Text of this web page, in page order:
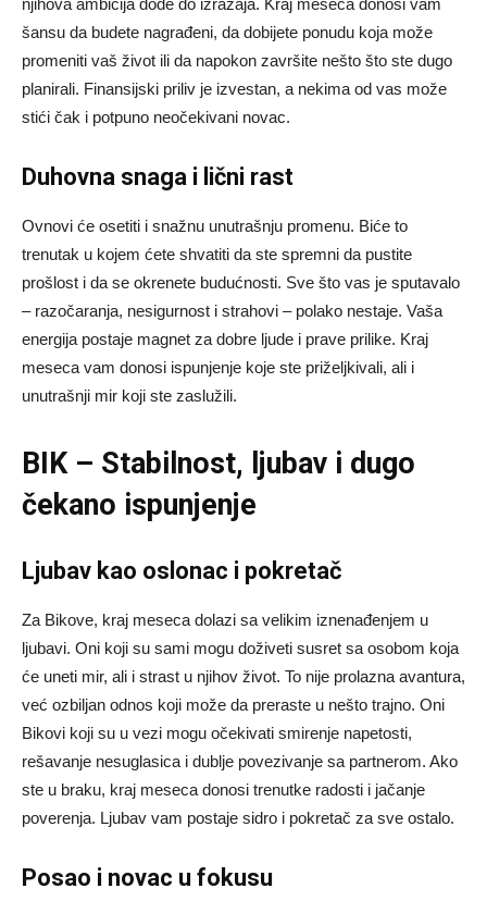
šansu da budete nagrađeni, da dobijete ponudu koja može
promeniti vaš život ili da napokon završite nešto što ste dugo
planirali. Finansijski priliv je izvestan, a nekima od vas može
stići čak i potpuno neočekivani novac.
Duhovna snaga i lični rast
Ovnovi će osetiti i snažnu unutrašnju promenu. Biće to
trenutak u kojem ćete shvatiti da ste spremni da pustite
prošlost i da se okrenete budućnosti. Sve što vas je sputavalo
– razočaranja, nesigurnost i strahovi – polako nestaje. Vaša
energija postaje magnet za dobre ljude i prave prilike. Kraj
meseca vam donosi ispunjenje koje ste priželjkivali, ali i
unutrašnji mir koji ste zaslužili.
BIK – Stabilnost, ljubav i dugo
čekano ispunjenje
Ljubav kao oslonac i pokretač
Za Bikove, kraj meseca dolazi sa velikim iznenađenjem u
ljubavi. Oni koji su sami mogu doživeti susret sa osobom koja
će uneti mir, ali i strast u njihov život. To nije prolazna avantura,
već ozbiljan odnos koji može da preraste u nešto trajno. Oni
Bikovi koji su u vezi mogu očekivati smirenje napetosti,
rešavanje nesuglasica i dublje povezivanje sa partnerom. Ako
ste u braku, kraj meseca donosi trenutke radosti i jačanje
poverenja. Ljubav vam postaje sidro i pokretač za sve ostalo.
Posao i novac u fokusu